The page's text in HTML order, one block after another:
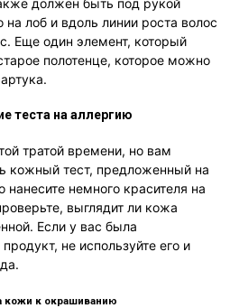
должен быть под рукой
на лоб и вдоль линии роста волос
Еще один элемент, который
полотенце, которое можно
теста на аллергию
тратой времени, но вам
кожный тест, предложенный на
немного красителя на
выглядит ли кожа
Если у вас была
не используйте его и
кожи к окрашиванию